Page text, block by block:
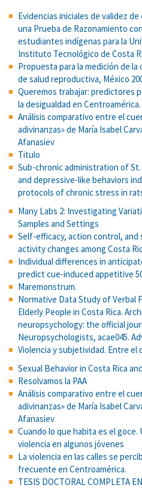
Evidencias iniciales de validez
una Prueba de Razonamiento
estudiantes indígenas para la
Instituto Tecnológico de Costa
Propuesta para la medición de
de salud reproductiva, México
Queremos trabajar: predictores
la desigualdad en Centroamérica.
Análisis comparativo entre el
adivinanzas» de María Isabel
Afanasiev
Titulo
Sub-chronic administration of
and depressive-like behaviors
protocols of chronic stress in
Many Labs 2: Investigating
Samples and Settings
Self-efficacy, action control, and
activity changes among Costa
Individual differences in
predict cue-induced appetitive
Maremonstrum.
Normative Data Study of Verbal
Elderly People in Costa Rica.
neuropsychology: the official
Neuropsychologists, acae045.
Violencia y subjetividad. Entre el
Sexual Behavior in Costa Rica
Resolvamos la PAA
Análisis comparativo entre el
adivinanzas» de María Isabel
Afanasiev
Cuando lo que habita es el goce.
violencia en algunos jóvenes
La violencia en las calles se
frecuente en Centroamérica.
TESIS DOCTORAL COMPLETA